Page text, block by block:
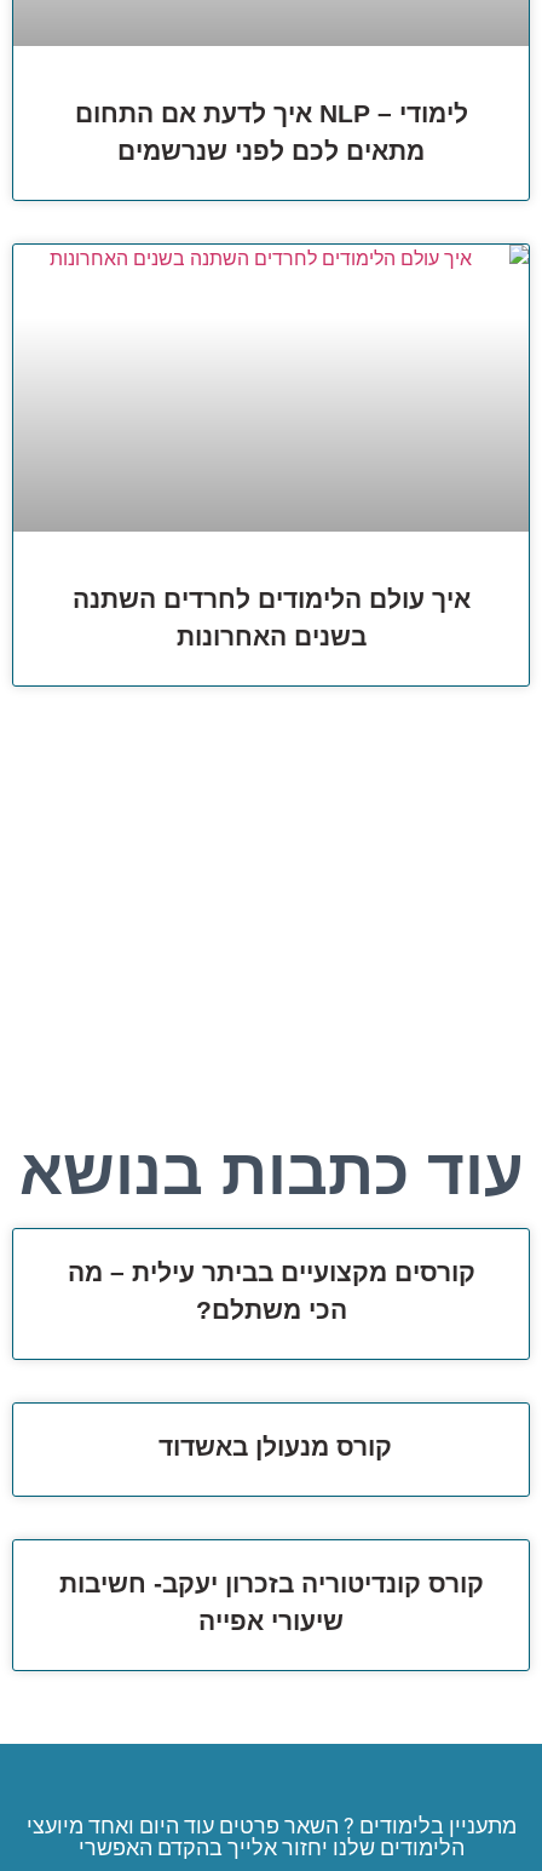
לימודי – NLP איך לדעת אם התחום
מתאים לכם לפני שנרשמים
איך עולם הלימודים לחרדים השתנה
בשנים האחרונות
עוד כתבות בנושא
קורסים מקצועיים בביתר עילית – מה
הכי משתלם?
קורס מנעולן באשדוד
קורס קונדיטוריה בזכרון יעקב- חשיבות
שיעורי אפייה
מתעניין בלימודים ? השאר פרטים עוד היום ואחד מיועצי
הלימודים שלנו יחזור אלייך בהקדם האפשרי